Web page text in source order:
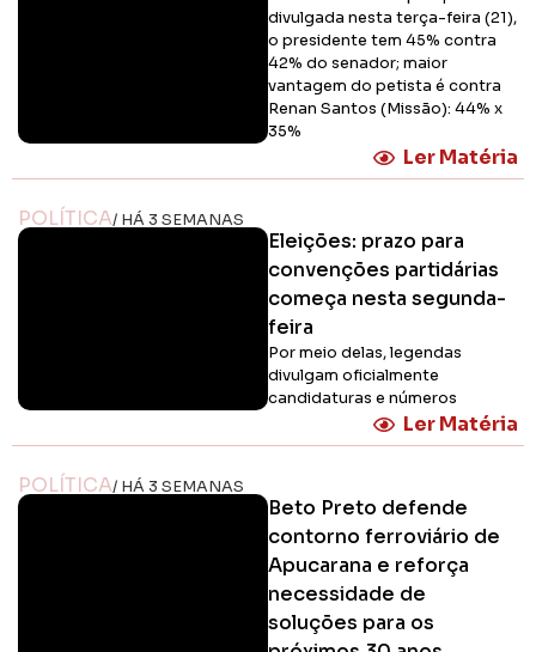
divulgada nesta terça-feira (21),
o presidente tem 45% contra
42% do senador; maior
vantagem do petista é contra
Renan Santos (Missão): 44% x
35%
Ler Matéria
POLÍTICA/ HÁ 3 SEMANAS
Eleições: prazo para
convenções partidárias
começa nesta segunda-
feira
Por meio delas, legendas
divulgam oficialmente
candidaturas e números
Ler Matéria
POLÍTICA/ HÁ 3 SEMANAS
Beto Preto defende
contorno ferroviário de
Apucarana e reforça
necessidade de
soluções para os